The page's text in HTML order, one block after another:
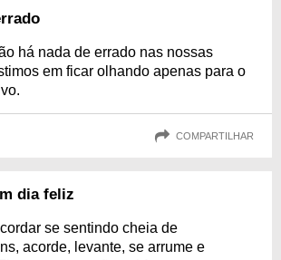
há nada de errado nas nossas
em ficar olhando apenas para o
COMPARTILHAR
dia feliz
se sentindo cheia de
acorde, levante, se arrume e